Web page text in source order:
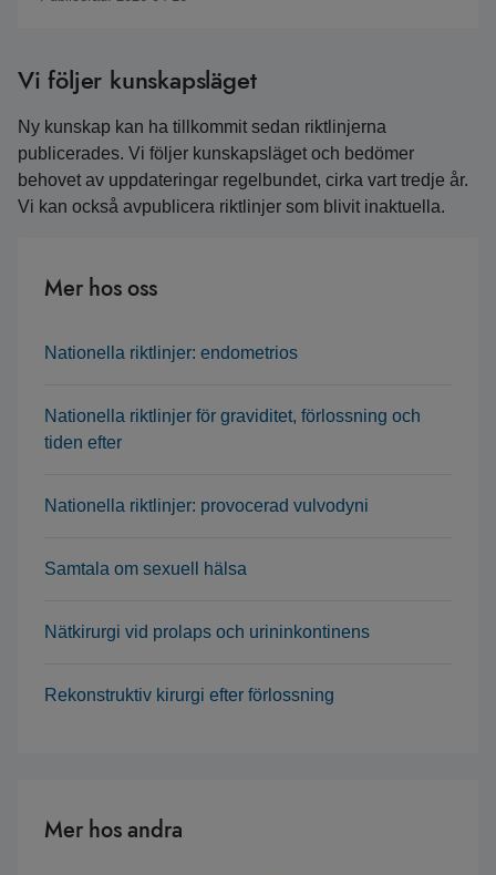
Vi följer kunskapsläget
Ny kunskap kan ha tillkommit sedan riktlinjerna
publicerades. Vi följer kunskapsläget och bedömer
behovet av uppdateringar regelbundet, cirka vart tredje år.
Vi kan också avpublicera riktlinjer som blivit inaktuella.
Mer hos oss
Nationella riktlinjer: endometrios
Nationella riktlinjer för graviditet, förlossning och
tiden efter
Nationella riktlinjer: provocerad vulvodyni
Samtala om sexuell hälsa
Nätkirurgi vid prolaps och urininkontinens
Rekonstruktiv kirurgi efter förlossning
Mer hos andra